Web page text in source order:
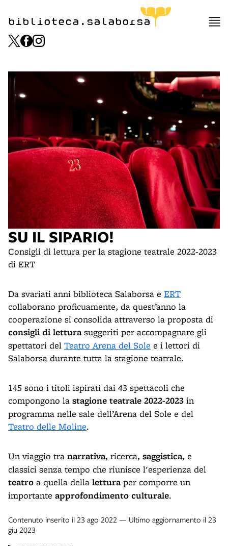
biblioteca.salaborsa
SU IL SIPARIO!
Consigli di lettura per la stagione teatrale 2022-2023
di ERT
Da svariati anni biblioteca Salaborsa e ERT
collaborano proficuamente, da quest’anno la
cooperazione si consolida attraverso la proposta di
consigli di letturasuggeriti per accompagnare gli
spettatori del Teatro Arena del Sole e i lettori di
Salaborsa durante tutta la stagione teatrale.
145 sono i titoli ispirati dai 43 spettacoli che
compongono la stagione teatrale 2022-2023 in
programma nelle sale dell’Arena del Sole e del
Teatro delle Moline.
Un viaggio tra narrativa, ricerca, saggistica, e
classici senza tempo che riunisce l'esperienza del
teatro a quella della letturaper comporre un
importante approfondimento culturale.
Contenuto inserito il 23 ago 2022 — Ultimo aggiornamento il 23
giu 2023